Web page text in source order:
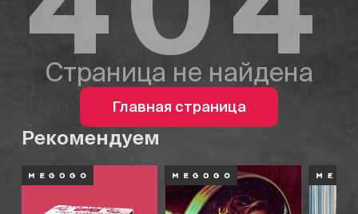
Страница не найдена
Главная страница
Рекомендуем